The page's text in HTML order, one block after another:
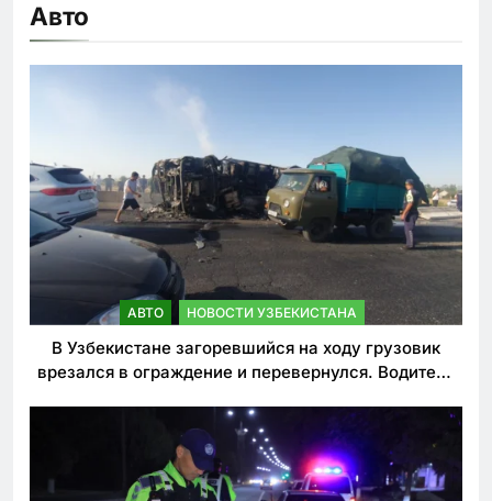
Авто
АВТО НОВОСТИ УЗБЕКИСТАНА
В Узбекистане загоревшийся на ходу грузовик
врезался в ограждение и перевернулся. Водитель